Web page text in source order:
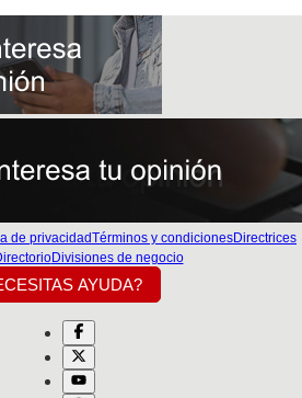
de privacidadTérminos y condicionesDirectrices
Divisiones de negocio
AYUDA?